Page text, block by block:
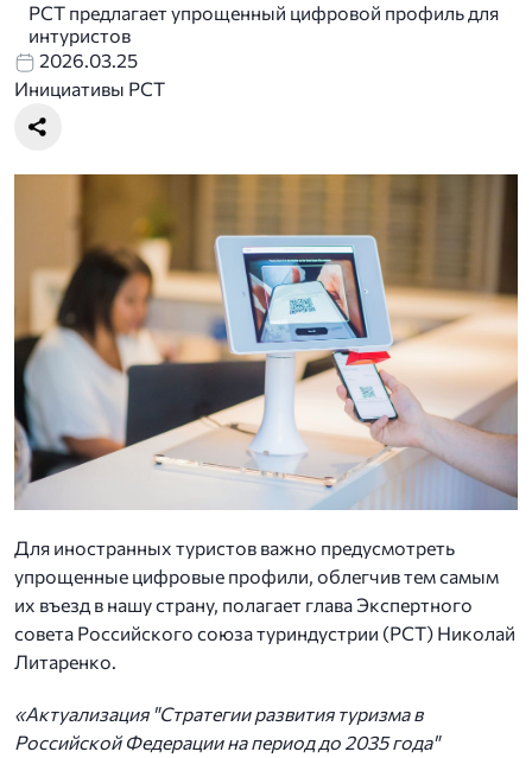
РСТ предлагает упрощенный цифровой профиль для
интуристов
2026.03.25
Инициативы РСТ
Для иностранных туристов важно предусмотреть
упрощенные цифровые профили, облегчив тем самым
их въезд в нашу страну, полагает глава Экспертного
совета Российского союза туриндустрии (РСТ) Николай
Литаренко.
«Актуализация "Стратегии развития туризма в
Российской Федерации на период до 2035 года"